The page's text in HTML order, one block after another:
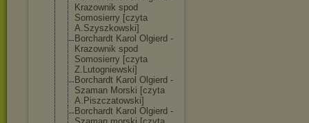
Krazownik spod
Somosierry [czyta
A.Szyszkowski]
Borchardt Karol Olgierd -
Krazownik spod
Somosierry [czyta
Z.Lutogniewski]
Borchardt Karol Olgierd -
Szaman Morski [czyta
A.Piszczatowski]
Borchardt Karol Olgierd -